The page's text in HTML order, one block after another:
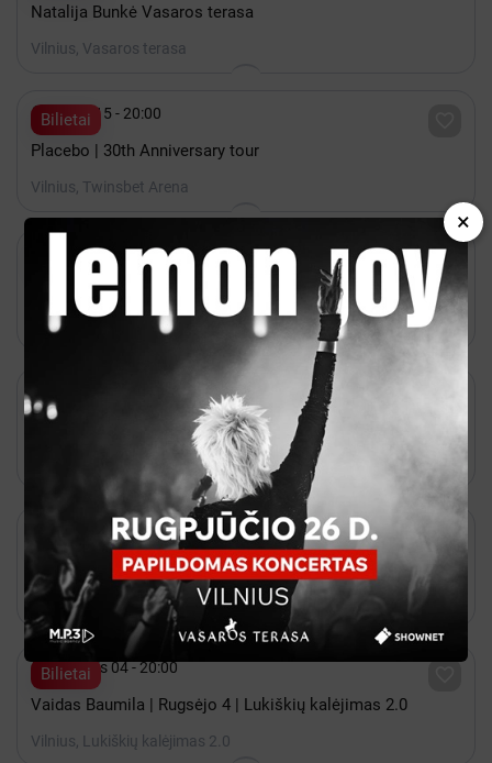
Natalija Bunkė Vasaros terasa
Vilnius, Vasaros terasa
Bilietai
 Spalis 15 - 20:00
Placebo | 30th Anniversary tour
Vilnius, Twinsbet Arena
Bilietai 
Rugsėjis 12 - 17:00
K-POP FEVER
Vilnius, COMPENSA koncertų salė
Shownet
Papildomas ✷ lemon joy ✷ Vilnius

Rugpjūtis 26 - 19:00
OMD | Summer Of Hits
Vilnius, Lukiškių kalėjimas 2.0
Bilietai
Rugsėjis 04 - 20:00
Vaidas Baumila | Rugsėjo 4 | Lukiškių kalėjimas 2.0
Vilnius, Lukiškių kalėjimas 2.0
×